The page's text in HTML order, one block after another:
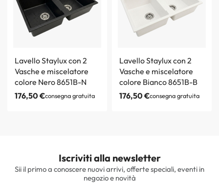
Lavello Staylux con 2
Vasche e miscelatore
colore Nero 8651B-N
176,50€consegna gratuita
Lavello Staylux con 2
Vasche e miscelatore
colore Bianco 8651B-B
176,50€consegna gratuita
Iscriviti alla newsletter
Sii il primo a conoscere nuovi arrivi, offerte speciali, eventi in
negozio e novità